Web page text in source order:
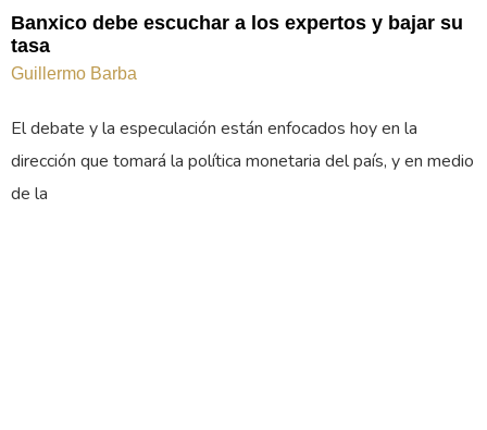
Banxico debe escuchar a los expertos y bajar su
tasa
Guillermo Barba
El debate y la especulación están enfocados hoy en la
dirección que tomará la política monetaria del país, y en medio
de la